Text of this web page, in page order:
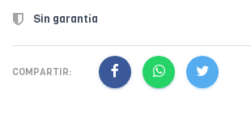
Sin garantía
COMPARTIR: